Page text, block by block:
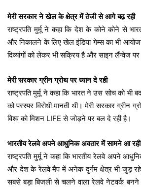
मेरी सरकार ने खेल के क्षेत्र में तेजी से आगे बढ़ रही
राष्ट्रपति मुर्मू ने कहा कि देश के कोने कोने से
और निकालने के लिए खेल इंडिया गेम्स का भी
दिव्यांगों को लेकर भी सक्रिय है और साइन लैंग्वेज पर
मेरी सरकार ग्रीन ग्रोथ पर ध्यान दे रही
राष्ट्रपति मुर्मू ने कहा कि भारत ने उस सोच को भी
को परस्पर विरोधी मानती थी। मेरी सरकार ग्रीन
विश्व को मिशन LIFE से जोड़ने पर बल दे रही है।
भारतीय रेलवे अपने आधुनिक अवतार में सामने आ रही
राष्ट्रपति मुर्मू ने कहा कि भारतीय रेलवे अपने
और देश के रेलवे मैप में अनेक दुर्गम क्षेत्र भी जुड़ रहे
सबसे बड़ा बिजली से चलने वाला रेलवे नेटवर्क